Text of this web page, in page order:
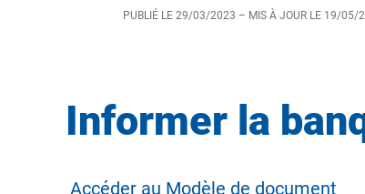
PUBLIÉ LE 29/03/2023 – MIS À JOUR LE 19/05/
Informer la
Accéder au Modèle de document